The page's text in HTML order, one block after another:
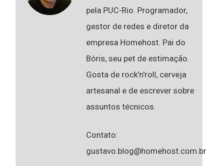
pela PUC-Rio. Programador,
gestor de redes e diretor da
empresa Homehost. Pai do
Bóris, seu pet de estimação.
Gosta de rock'n'roll, cerveja
artesanal e de escrever sobre
assuntos técnicos.
Contato:
gustavo.blog@homehost.com.br